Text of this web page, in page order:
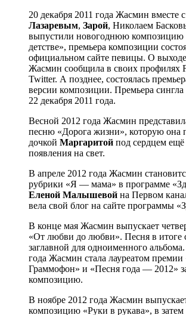
20 декабря 2011 года Жасмин вместе с
Лазаревым, Зарой, Николаем
выпустили новогоднюю композицию
детстве», премьера композиции
официальном сайте певицы. О
Жасмин сообщила в своих профилях
Twitter. А позднее, состоялась
версии композиции. Премьера сингла
22 декабря 2011 года.
Весной 2012 года Жасмин
песню «Дорога жизни», которую она
дочкой Маргаритой под сердцем ещё
появления на свет.
В апреле 2012 года Жасмин
рубрики «Я — мама» в программе
Еленой Малышевой на Первом
вела свой блог на сайте программы
В конце мая Жасмин выпускает
«От любви до любви». Песня в итоге
заглавной для одноименного
года Жасмин стала лауреатом премии
Граммофон» и «Песня года — 2012»
композицию.
В ноябре 2012 года Жасмин
композицию «Руки в рукава», в затем